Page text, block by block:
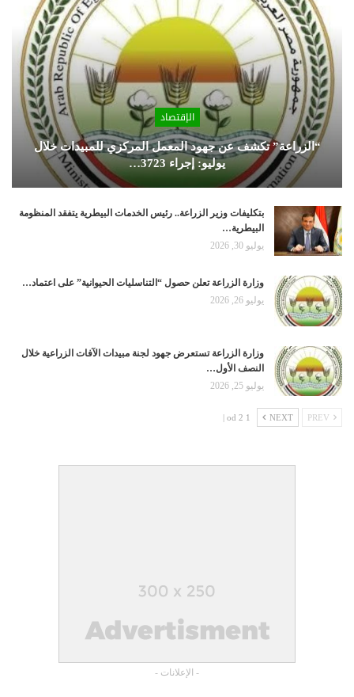
الإقتصاد
“الزراعة” تكشف عن جهود المعمل المركزي للمبيدات خلال
يوليو: إجراء 3723…
بتكليفات وزير الزراعة.. رئيس الخدمات البيطرية يتفقد المنظومة
البيطرية…
يوليو 30, 2026
وزارة الزراعة تعلن حصول “التناسليات الحيوانية” على اعتماد…
يوليو 26, 2026
وزارة الزراعة تستعرض جهود لجنة مبيدات الآفات الزراعية خلال
النصف الأول…
يوليو 25, 2026
NEXT
1 od 2 |
- الإعلانات -